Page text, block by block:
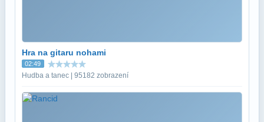
Hra na gitaru nohami
02:49
Hudba a tanec | 95182 zobrazení